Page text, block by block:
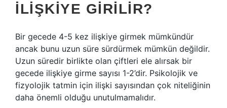
ILIŞKIYE GIRILIR?
Bir gecede 4-5 kez ilişkiye girmek mümkündür
ancak bunu uzun süre sürdürmek mümkün değildir.
Uzun süredir birlikte olan çiftleri ele alırsak bir
gecede ilişkiye girme sayısı 1-2’dir. Psikolojik ve
fizyolojik tatmin için ilişki sayısından çok niteliğinin
daha önemli olduğu unutulmamalıdır.